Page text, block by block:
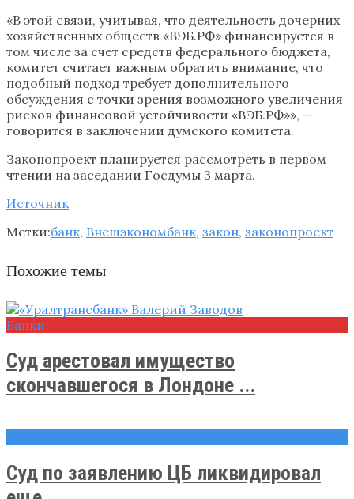
«В этой связи, учитывая, что деятельность дочерних
хозяйственных обществ «ВЭБ.РФ» финансируется в
том числе за счет средств федерального бюджета,
комитет считает важным обратить внимание, что
подобный подход требует дополнительного
обсуждения с точки зрения возможного увеличения
рисков финансовой устойчивости «ВЭБ.РФ»», —
говорится в заключении думского комитета.
Законопроект планируется рассмотреть в первом
чтении на заседании Госдумы 3 марта.
Источник
Метки:банк, Внешэкономбанк, закон, законопроект
Похожие темы
Банки
Суд арестовал имущество
скончавшегося в Лондоне ...
Суд по заявлению ЦБ ликвидировал